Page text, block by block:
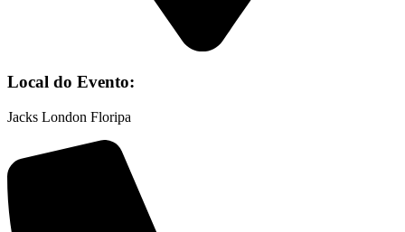
Local do Evento:
Jacks London Floripa